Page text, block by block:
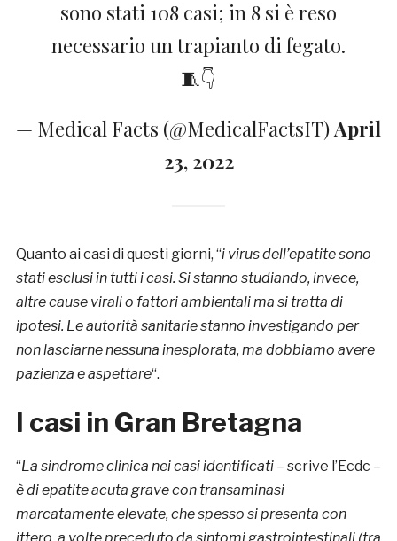
sono stati 108 casi; in 8 si è reso
necessario un trapianto di fegato.
🧵👇
— Medical Facts (@MedicalFactsIT)April
23, 2022
Quanto ai casi di questi giorni, “i virus dell’epatite sono
stati esclusi in tutti i casi. Si stanno studiando, invece,
altre cause virali o fattori ambientali ma si tratta di
ipotesi. Le autorità sanitarie stanno investigando per
non lasciarne nessuna inesplorata, ma dobbiamo avere
pazienza e aspettare“.
I casi in Gran Bretagna
“La sindrome clinica nei casi identificati– scrive l’Ecdc –
è di epatite acuta grave con transaminasi
marcatamente elevate, che spesso si presenta con